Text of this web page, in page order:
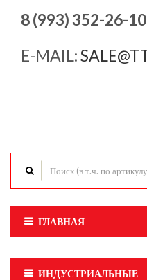
8 (993) 352-26-10
E-MAIL:
ГЛАВНАЯ
ИНДУСТРИАЛЬНЫЕ